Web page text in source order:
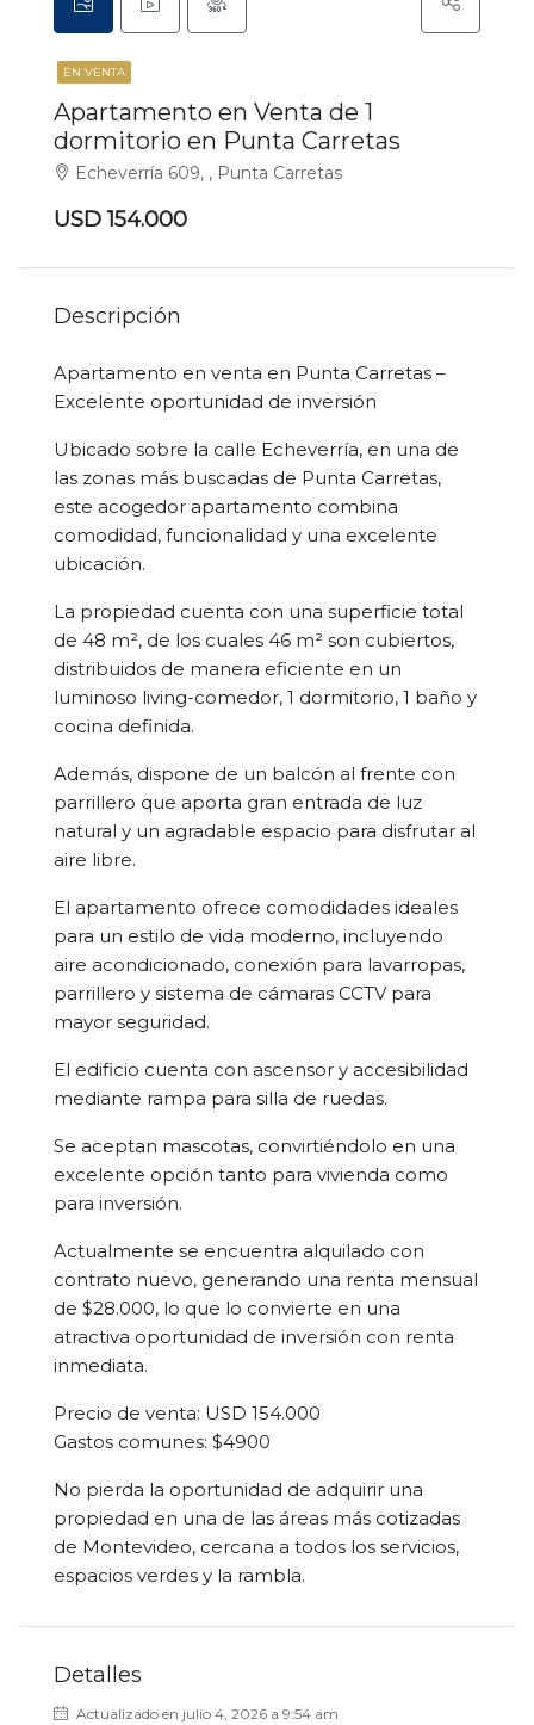
EN VENTA
Apartamento en Venta de 1
dormitorio en Punta Carretas
Echeverría 609, , Punta Carretas
USD 154.000
Descripción
Apartamento en venta en Punta Carretas –
Excelente oportunidad de inversión
Ubicado sobre la calle Echeverría, en una de
las zonas más buscadas de Punta Carretas,
este acogedor apartamento combina
comodidad, funcionalidad y una excelente
ubicación.
La propiedad cuenta con una superficie total
de 48 m², de los cuales 46 m² son cubiertos,
distribuidos de manera eficiente en un
luminoso living-comedor, 1 dormitorio, 1 baño y
cocina definida.
Además, dispone de un balcón al frente con
parrillero que aporta gran entrada de luz
natural y un agradable espacio para disfrutar al
aire libre.
El apartamento ofrece comodidades ideales
para un estilo de vida moderno, incluyendo
aire acondicionado, conexión para lavarropas,
parrillero y sistema de cámaras CCTV para
mayor seguridad.
El edificio cuenta con ascensor y accesibilidad
mediante rampa para silla de ruedas.
Se aceptan mascotas, convirtiéndolo en una
excelente opción tanto para vivienda como
para inversión.
Actualmente se encuentra alquilado con
contrato nuevo, generando una renta mensual
de $28.000, lo que lo convierte en una
atractiva oportunidad de inversión con renta
inmediata.
Precio de venta: USD 154.000
Gastos comunes: $4900
No pierda la oportunidad de adquirir una
propiedad en una de las áreas más cotizadas
de Montevideo, cercana a todos los servicios,
espacios verdes y la rambla.
Detalles
Actualizado en julio 4, 2026 a 9:54 am